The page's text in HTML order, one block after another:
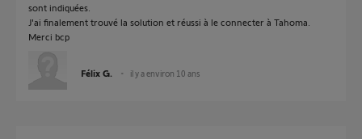
sont indiquées.
J'ai finalement trouvé la solution et réussi à le connecter à Tahoma.
Merci bcp
Félix G. il y a environ 10 ans